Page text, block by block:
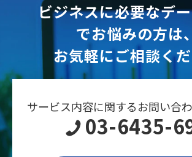
ビジネスに必要なデ
でお悩みの方は、
お気軽にご相談く
サービス内容に関するお問い合
03-6435-